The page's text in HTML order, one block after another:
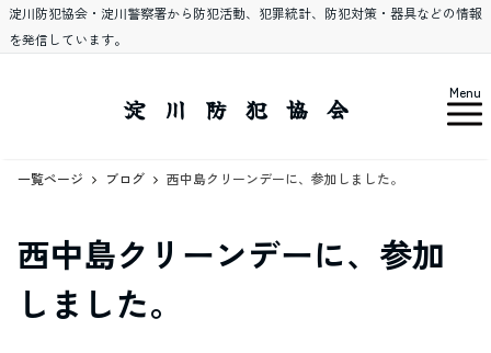
淀川防犯協会・淀川警察署から防犯活動、犯罪統計、防犯対策・器具などの情報
を発信しています。
淀川防犯協会
Menu
一覧ページ ブログ 西中島クリーンデーに、参加しました。
西中島クリーンデーに、参加
しました。